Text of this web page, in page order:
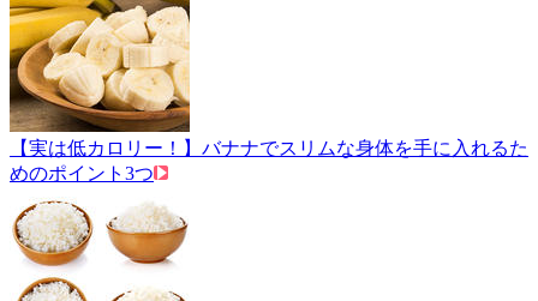
【実は低カロリー！】バナナでスリムな身体を手に入れるた
めのポイント3つ